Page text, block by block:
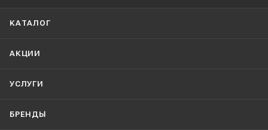
КАТАЛОГ
АКЦИИ
УСЛУГИ
БРЕНДЫ